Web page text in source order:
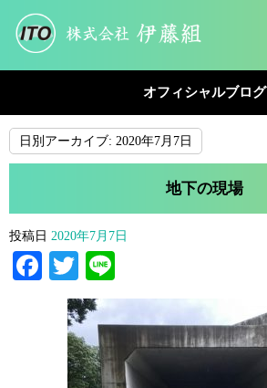
オフィシャルブログ
日別アーカイブ: 2020年7月7日
地下の現場
投稿日 2020年7月7日
Facebook
Twitter